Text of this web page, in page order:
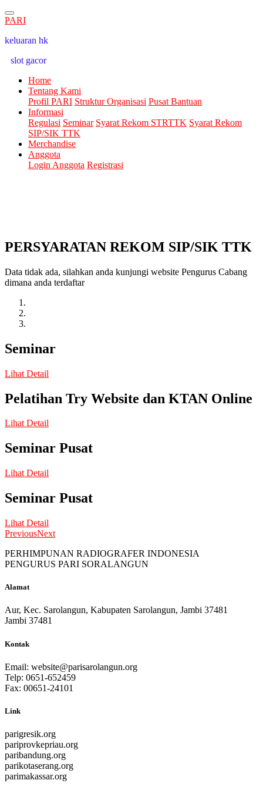
PARI
keluaran hk
slot gacor
Home
Tentang Kami
Profil PARI Struktur Organisasi Pusat Bantuan
Informasi
Regulasi Seminar Syarat Rekom STRTTK Syarat Rekom
SIP/SIK TTK
Merchandise
Anggota
Login Anggota Registrasi
PERSYARATAN REKOM SIP/SIK TTK
Data tidak ada, silahkan anda kunjungi website Pengurus Cabang
dimana anda terdaftar
Seminar
Lihat Detail
Pelatihan Try Website dan KTAN Online
Lihat Detail
Seminar Pusat
Lihat Detail
Seminar Pusat
Lihat Detail
PreviousNext
PERHIMPUNAN RADIOGRAFER INDONESIA
PENGURUS PARI SORALANGUN
Alamat
Aur, Kec. Sarolangun, Kabupaten Sarolangun, Jambi 37481
Jambi 37481
Kontak
Email: website@parisarolangun.org
Telp: 0651-652459
Fax: 00651-24101
Link
parigresik.org
pariprovkepriau.org
paribandung.org
parikotaserang.org
parimakassar.org